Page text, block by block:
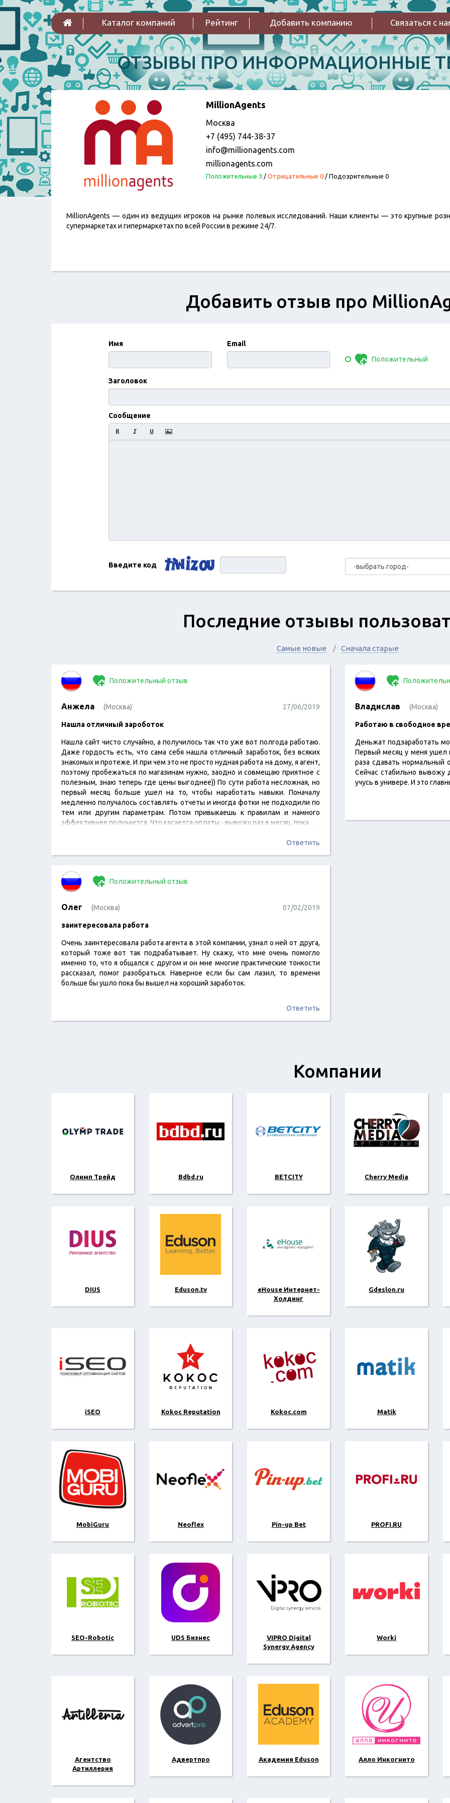
Каталог компаний Рейтинг Добавить компанию Связаться с
ОТЗЫВЫ ПРО ИНФОРМАЦИОННЫЕ
MillionAgents
Москва
+7 (495) 744-38-37
info@millionagents.com
millionagents.com
Положительные 3 / Отрицательные 0/ Подозрительные 0
MillionAgents — один из ведущих игроков на рынке полевых исследований. Наши клиенты — это крупные
супермаркетах и гипермаркетах по всей России в режиме 24/7.
Добавить отзыв про
Имя
Email
Положительный
Заголовок
Сообщение
Введите код
Последние отзывы
Самые новые Сначала старые
Положительный отзыв
Анжела (Москва) 27/06/2019
Нашла отличный зароботок
Нашла сайт чисто случайно, а получилось так что уже вот полгода работаю.
Даже гордость есть, что сама себя нашла отличный заработок, без всяких
знакомых и протеже. И при чем это не просто нудная работа на дому, я агент,
поэтому пробежаться по магазинам нужно, заодно и совмещаю приятное с
полезным, знаю теперь где цены выгоднее)) По сути работа несложная, но
первый месяц больше ушел на то, чтобы наработать навыки. Поначалу
медленно получалось составлять отчеты и иногда фотки не подходили по
тем или другим параметрам. Потом привыкаешь к правилам и намного
эффективнее получается. Что касается оплаты - вывожу раз в месяц, пока…
Ответить
Владислав (Москва)
Работаю в свободное
Деньжат подзаработать
Первый месяц у меня ушел
раза сдавать нормальный
Сейчас стабильно вывожу
учусь в универе. И это
Положительный отзыв
Олег (Москва) 07/02/2019
заинтересовала работа
Очень заинтересовала работа агента в этой компании, узнал о ней от друга,
который тоже вот так подрабатывает. Ну скажу, что мне очень помогло
именно то, что я общался с другом и он мне многие практические тонкости
рассказал, помог разобраться. Наверное если бы сам лазил, то времени
больше бы ушло пока бы вышел на хороший заработок.
Ответить
Компании
Олимп Трейд Bdbd.ru BETCITY Cherry Media
DIUS Eduson.tv
eHouse Интернет-
Холдинг
Gdeslon.ru
iSEO Kokoc Reputation Kokoc.com Matik
MobiGuru Neoflex Pin-up Bet PROFI.RU
SEO-Robotic UDS Бизнес
VIPRO Digital
Synergy Agency
Worki
Агентство
Артиллерия
Адвертпро Академия Eduson Алло Инкогнито